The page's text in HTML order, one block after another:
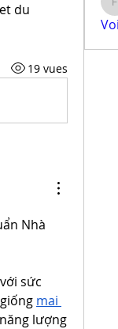
du
19 vues
Nhà
sức
mai
lượng